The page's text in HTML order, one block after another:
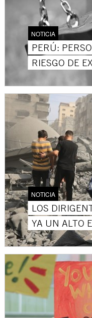
NOTICIA
PERÚ:
RIESGO DE
NOTICIA
LOS
YA UN ALTO